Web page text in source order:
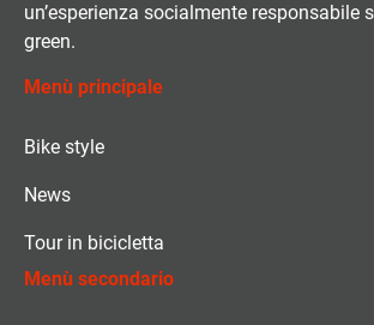
un’esperienza socialmente responsabile
green.
Menù principale
Bike style
News
Tour in bicicletta
Menù secondario